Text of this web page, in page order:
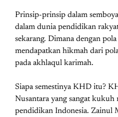
Prinsip-prinsip dalam
dalam dunia pendidikan
sekarang. Dimana dengan
mendapatkan hikmah dari
pada akhlaqul karimah.
Siapa semestinya KHD itu?
Nusantara yang sangat kukuh
pendidikan Indonesia. Zainul